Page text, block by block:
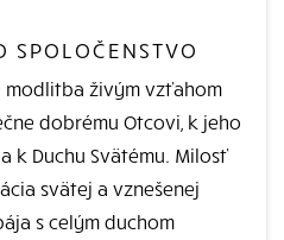
SPOLOČENSTVO
modlitba živým vzťahom
dobrému Otcovi, k jeho
k Duchu Svätému. Milosť
svätej a vznešenej
s celým duchom